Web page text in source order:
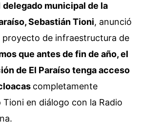
delegado municipal de la
Sebastián Tioni, anunció
proyecto de infraestructura de
que antes de fin de año, el
de El Paraíso tenga acceso
completamente
en diálogo con la Radio